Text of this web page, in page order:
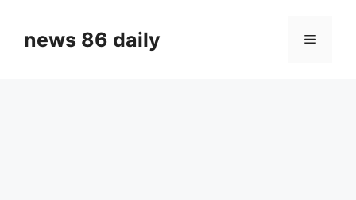
contentnews 86 daily Menu